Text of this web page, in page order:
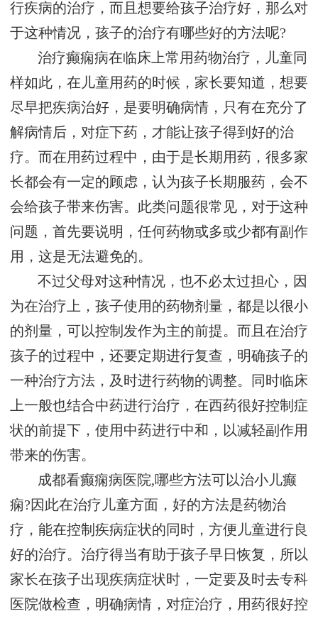
行疾病的治疗，而且想要给孩子治疗好，那么对
于这种情况，孩子的治疗有哪些好的方法呢?
治疗癫痫病在临床上常用药物治疗，儿童同
样如此，在儿童用药的时候，家长要知道，想要
尽早把疾病治好，是要明确病情，只有在充分了
解病情后，对症下药，才能让孩子得到好的治
疗。而在用药过程中，由于是长期用药，很多家
长都会有一定的顾虑，认为孩子长期服药，会不
会给孩子带来伤害。此类问题很常见，对于这种
问题，首先要说明，任何药物或多或少都有副作
用，这是无法避免的。
不过父母对这种情况，也不必太过担心，因
为在治疗上，孩子使用的药物剂量，都是以很小
的剂量，可以控制发作为主的前提。而且在治疗
孩子的过程中，还要定期进行复查，明确孩子的
一种治疗方法，及时进行药物的调整。同时临床
上一般也结合中药进行治疗，在西药很好控制症
状的前提下，使用中药进行中和，以减轻副作用
带来的伤害。
成都看癫痫病医院,哪些方法可以治小儿癫
痫?因此在治疗儿童方面，好的方法是药物治
疗，能在控制疾病症状的同时，方便儿童进行良
好的治疗。治疗得当有助于孩子早日恢复，所以
家长在孩子出现疾病症状时，一定要及时去专科
医院做检查，明确病情，对症治疗，用药很好控